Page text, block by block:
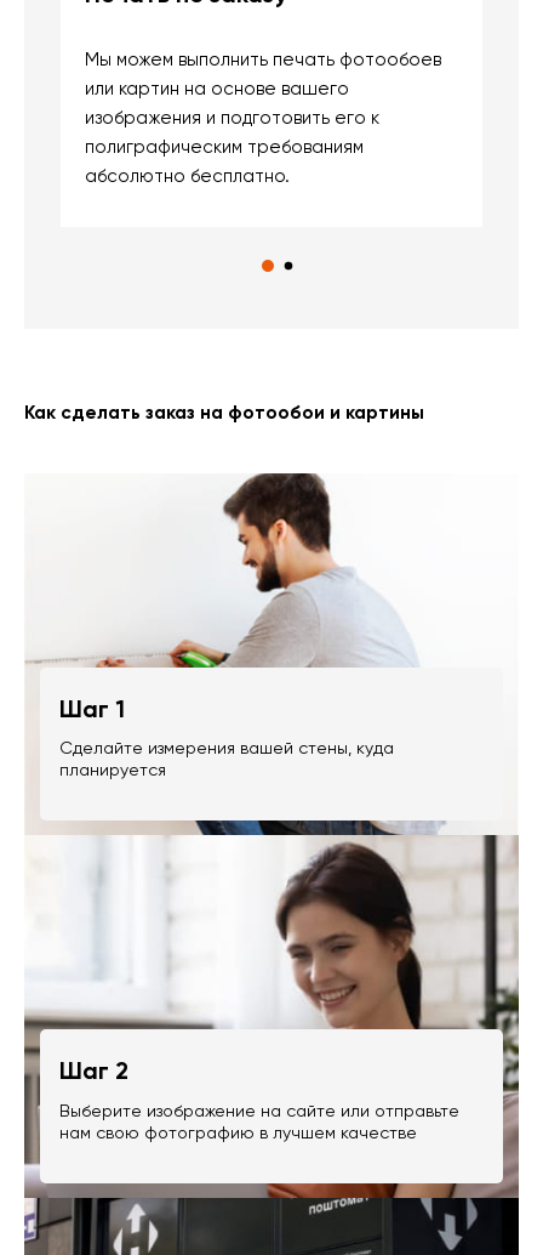
Мы можем выполнить печать фотообоев
или картин на основе вашего
изображения и подготовить его к
полиграфическим требованиям
абсолютно бесплатно.
Как сделать заказ на фотообои и картины
Шаг 1
Сделайте измерения вашей стены, куда
планируется
Шаг 2
Выберите изображение на сайте или отправьте
нам свою фотографию в лучшем качестве